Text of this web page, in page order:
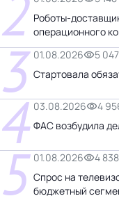
Роботы-
операционного
3 01.08.2026
5 047
Стартовала
4 03.08.2026
4
ФАС возбудила
5 01.08.2026
4 838
Спрос на
бюджетный